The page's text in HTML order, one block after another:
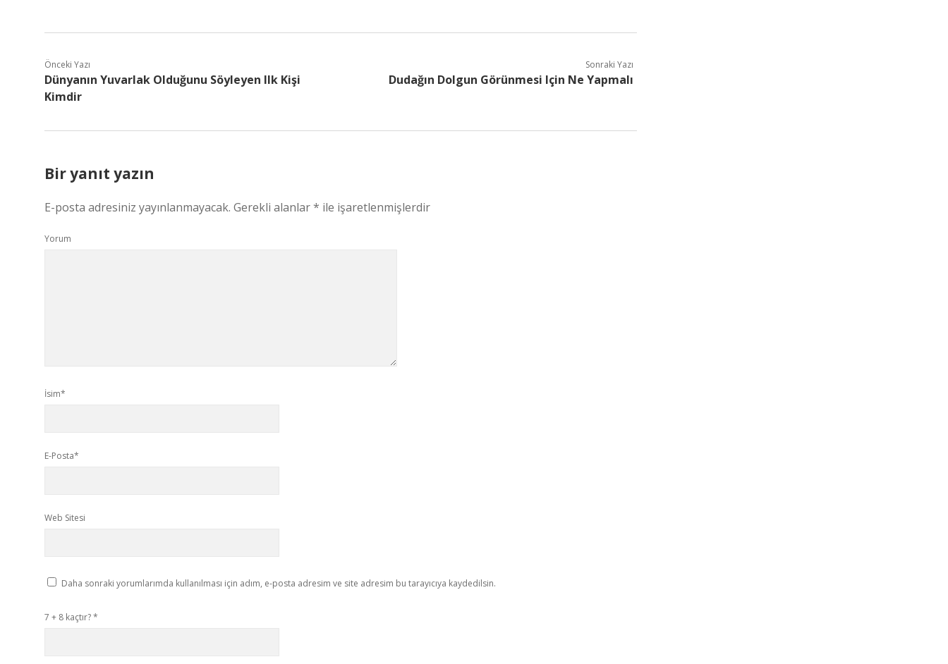
Önceki Yazı
Dünyanın Yuvarlak Olduğunu Söyleyen Ilk Kişi
Kimdir
Sonraki Yazı
Dudağın Dolgun Görünmesi Için Ne Yapmalı
Bir yanıt yazın
E-posta adresiniz yayınlanmayacak. Gerekli alanlar* ile işaretlenmişlerdir
Yorum
İsim*
E-Posta*
Web Sitesi
Daha sonraki yorumlarımda kullanılması için adım, e-posta adresim ve site adresim bu tarayıcıya kaydedilsin.
7 + 8 kaçtır?*